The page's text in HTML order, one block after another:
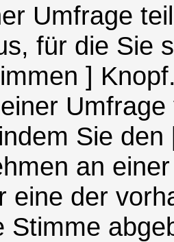
Umfrage
für die Sie
]
Sie
an
eine der
Stimme